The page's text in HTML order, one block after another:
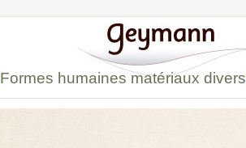
Formes humaines matériaux divers